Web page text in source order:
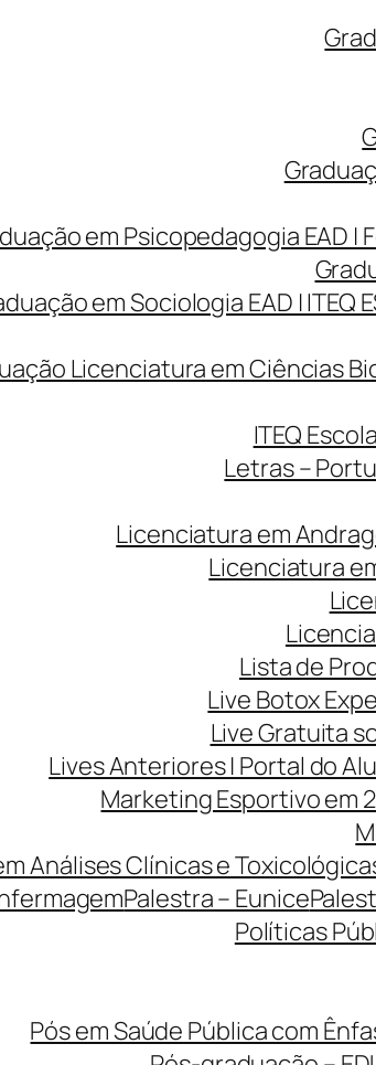
em Psicopedagogia EAD |
em Sociologia EAD | ITEQ
Licenciatura em Ciências
ITEQ
Letras –
Licenciatura em
Licenciatura
Lista de
Live Botox
Live Gratuita
Lives Anteriores | Portal do
Marketing Esportivo em
Análises Clínicas e
Palestra – Eunice
Políticas
Pós em Saúde Pública com